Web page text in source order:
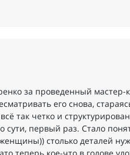
за проведенный мастер-
его снова,
так четко и
первый раз. Стало
столько деталей